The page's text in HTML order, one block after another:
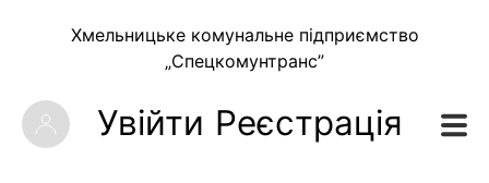
Хмельницьке комунальне підприємство
„Спецкомунтранс”
Увійти Реєстрація